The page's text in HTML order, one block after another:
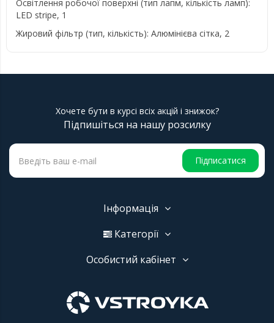
Освітлення робочої поверхні (тип лапм, кількість ламп):
LED stripe, 1
Жировий фільтр (тип, кількість): Алюмінієва сітка, 2
Хочете бути в курсі всіх акцій і знижок?
Підпишіться на нашу розсилку
Підписатися
Інформація
Категорії
Особистий кабінет